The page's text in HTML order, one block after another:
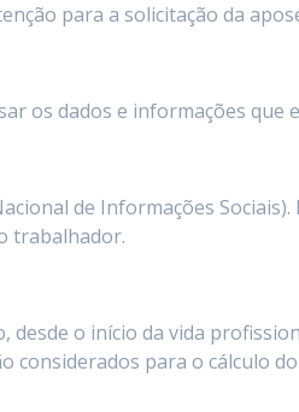
para a solicitação da
os dados e informações que
de Informações
trabalhador.
o início da vida
considerados para o cálculo